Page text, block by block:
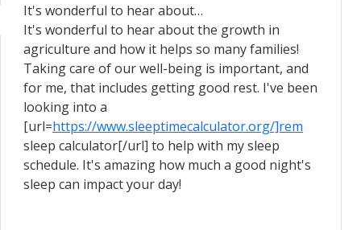
It's wonderful to hear about…
It's wonderful to hear about the growth in
agriculture and how it helps so many families!
Taking care of our well-being is important, and
for me, that includes getting good rest. I've been
looking into a
[url=https://www.sleeptimecalculator.org/]rem
sleep calculator[/url] to help with my sleep
schedule. It's amazing how much a good night's
sleep can impact your day!